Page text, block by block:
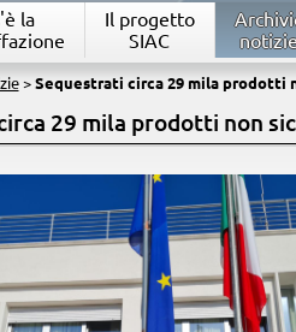
la
Il progetto
SIAC
> Sequestrati circa 29 mila prodotti
29 mila prodotti non